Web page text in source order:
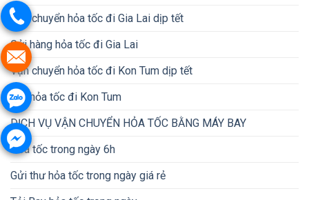
Vận chuyển hỏa tốc đi Gia Lai dịp tết
Gửi hàng hỏa tốc đi Gia Lai
Vận chuyển hỏa tốc đi Kon Tum dịp tết
Gửi hỏa tốc đi Kon Tum
DỊCH VỤ VẬN CHUYỂN HỎA TỐC BẰNG MÁY BAY
Hỏa tốc trong ngày 6h
Gửi thư hỏa tốc trong ngày giá rẻ